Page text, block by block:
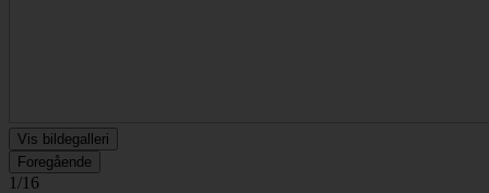
Vis bildegalleri
Foregående
1/16